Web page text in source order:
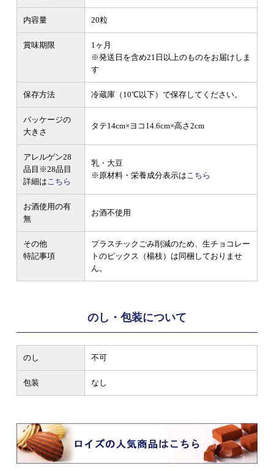
内容量 20粒
賞味期限
1ヶ月
※発送日を含め21日以上のものをお届けしま
す
保存方法 冷蔵庫（10℃以下）で保存してください。
パッケージの
大きさ
タテ14cm×ヨコ14.6cm×高さ2cm
アレルゲン28
品目 ※28品目
詳細は こちら
乳・大豆
※原材料・栄養成分表示は こちら
お酒使用の有
無
お酒不使用
その他
特記事項
プラスチックごみ削減のため、生チョコレー
トのピックス（楊枝）は同梱しておりませ
ん。
のし・包装について
のし 不可
包装 なし